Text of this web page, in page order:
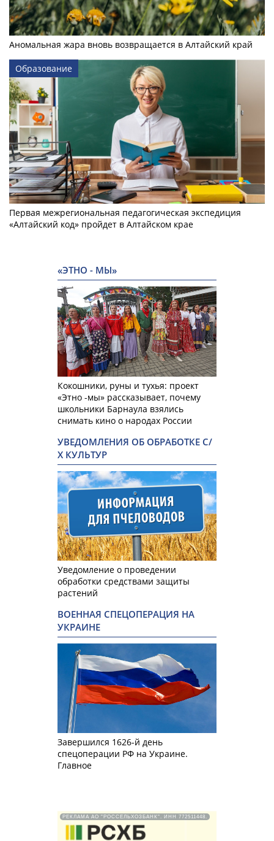
Аномальная жара вновь возвращается в Алтайский край
Образование
Первая межрегиональная педагогическая экспедиция
«Алтайский код» пройдет в Алтайском крае
«ЭТНО - МЫ»
Кокошники, руны и тухья: проект
«Этно -мы» рассказывает, почему
школьники Барнаула взялись
снимать кино о народах России
УВЕДОМЛЕНИЯ ОБ ОБРАБОТКЕ С/
Х КУЛЬТУР
Уведомление о проведении
обработки средствами защиты
растений
ВОЕННАЯ СПЕЦОПЕРАЦИЯ НА
УКРАИНЕ
Завершился 1626-й день
спецоперации РФ на Украине.
Главное
РЕКЛАМА АО "РОССЕЛЬХОЗБАНК". ИНН 772511448.